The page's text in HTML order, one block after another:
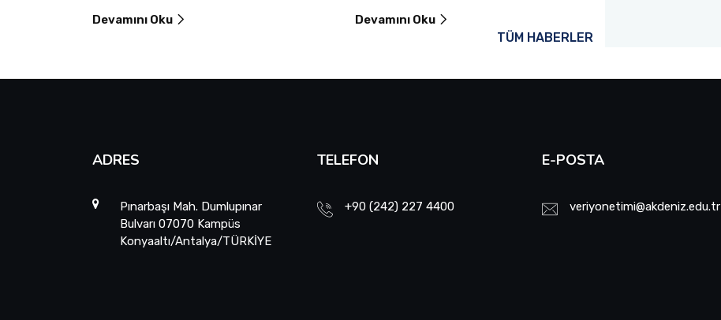
Türkiye’ye gurur yaşattı.
Devamını Oku
Devamını Oku
TÜM HABERLER
ADRES
Pınarbaşı Mah. Dumlupınar
Bulvarı 07070 Kampüs
Konyaaltı/Antalya/TÜRKİYE
TELEFON
+90 (242) 227 4400
E-POSTA
veriyonetimi@akdeniz.edu.tr